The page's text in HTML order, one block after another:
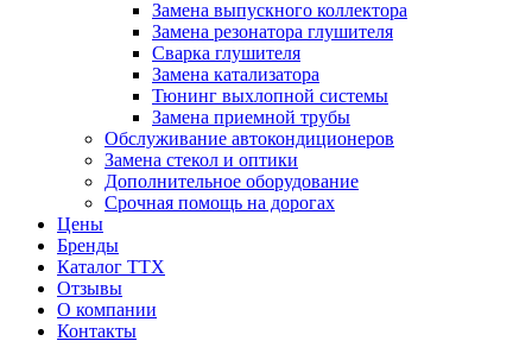
Замена выпускного коллектора
Замена резонатора глушителя
Сварка глушителя
Замена катализатора
Тюнинг выхлопной системы
Замена приемной трубы
Обслуживание автокондиционеров
Замена стекол и оптики
Дополнительное оборудование
Срочная помощь на дорогах
Цены
Бренды
Каталог ТТХ
Отзывы
О компании
Контакты